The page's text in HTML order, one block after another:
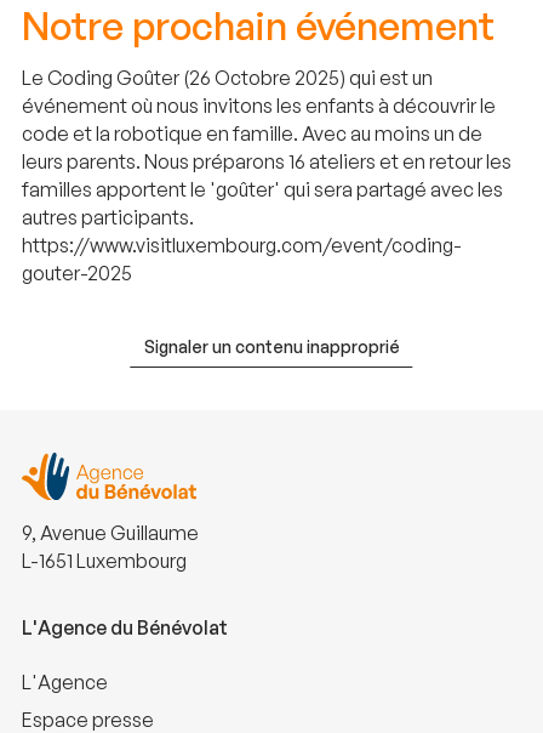
Notre prochain événement
Le Coding Goûter (26 Octobre 2025) qui est un
événement où nous invitons les enfants à découvrir le
code et la robotique en famille. Avec au moins un de
leurs parents. Nous préparons 16 ateliers et en retour les
familles apportent le 'goûter' qui sera partagé avec les
autres participants.
https://www.visitluxembourg.com/event/coding-
gouter-2025
Signaler un contenu inapproprié
9, Avenue Guillaume
L-1651 Luxembourg
L'Agence du Bénévolat
L'Agence
Espace presse